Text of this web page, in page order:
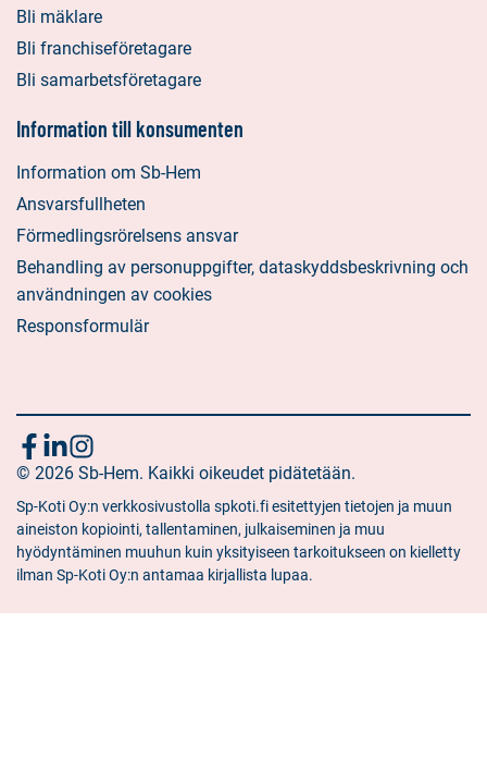
Bli mäklare
Bli franchiseföretagare
Bli samarbetsföretagare
Information till konsumenten
Information om Sb-Hem
Ansvarsfullheten
Förmedlingsrörelsens ansvar
Behandling av personuppgifter, dataskyddsbeskrivning och
användningen av cookies
Responsformulär
Följ
oss
Sociala
media:
facebook
Sociala
media:
linkedin
Sociala
media:
instagram
© 2026 Sb-Hem. Kaikki oikeudet pidätetään.
Sp-Koti Oy:n verkkosivustolla spkoti.fi esitettyjen tietojen ja muun
aineiston kopiointi, tallentaminen, julkaiseminen ja muu
hyödyntäminen muuhun kuin yksityiseen tarkoitukseen on kielletty
ilman Sp-Koti Oy:n antamaa kirjallista lupaa.